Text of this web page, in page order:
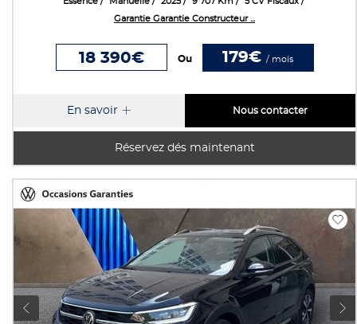
Garantie Garantie Constructeur ...
18 390€ Ou 179€ / mois
Réservez dés maintenant
En savoir Nous contacter